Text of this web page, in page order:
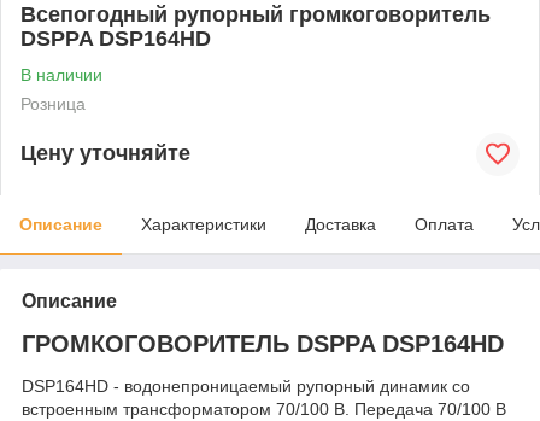
Всепогодный рупорный громкоговоритель
DSPPA DSP164HD
В наличии
Розница
Цену уточняйте
Описание Характеристики Доставка Оплата
Описание
ГРОМКОГОВОРИТЕЛЬ DSPPA DSP164HD
DSP164HD - водонепроницаемый рупорный динамик со
встроенным трансформатором 70/100 В. Передача 70/100 В